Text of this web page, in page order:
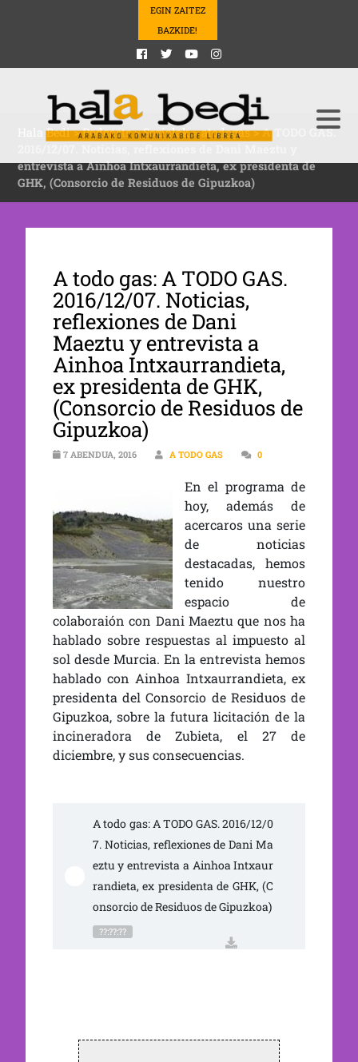
EGIN ZAITEZ
BAZKIDE!
Hala Bedi>Podcasts>Sozialak>atodogas>A TODO GAS.
entrevista a Ainhoa Intxaurrandieta, ex presidenta de
GHK, (Consorcio de Residuos de Gipuzkoa)
A todo gas: A TODO GAS.
2016/12/07. Noticias,
reflexiones de Dani
Maeztu y entrevista a
Ainhoa Intxaurrandieta,
ex presidenta de GHK,
(Consorcio de Residuos de
Gipuzkoa)
7 ABENDUA, 2016 A TODO GAS 0
En el programa de
hoy, además de
acercaros una serie
de noticias
destacadas, hemos
tenido nuestro
espacio de
colaboraión con Dani Maeztu que nos ha
hablado sobre respuestas al impuesto al
sol desde Murcia. En la entrevista hemos
hablado con Ainhoa Intxaurrandieta, ex
presidenta del Consorcio de Residuos de
Gipuzkoa, sobre la futura licitación de la
incineradora de Zubieta, el 27 de
diciembre, y sus consecuencias.
A todo gas: A TODO GAS. 2016/12/0
7. Noticias, reflexiones de Dani Ma
eztu y entrevista a Ainhoa Intxaur
randieta, ex presidenta de GHK, (C
onsorcio de Residuos de Gipuzkoa)
??:??:??